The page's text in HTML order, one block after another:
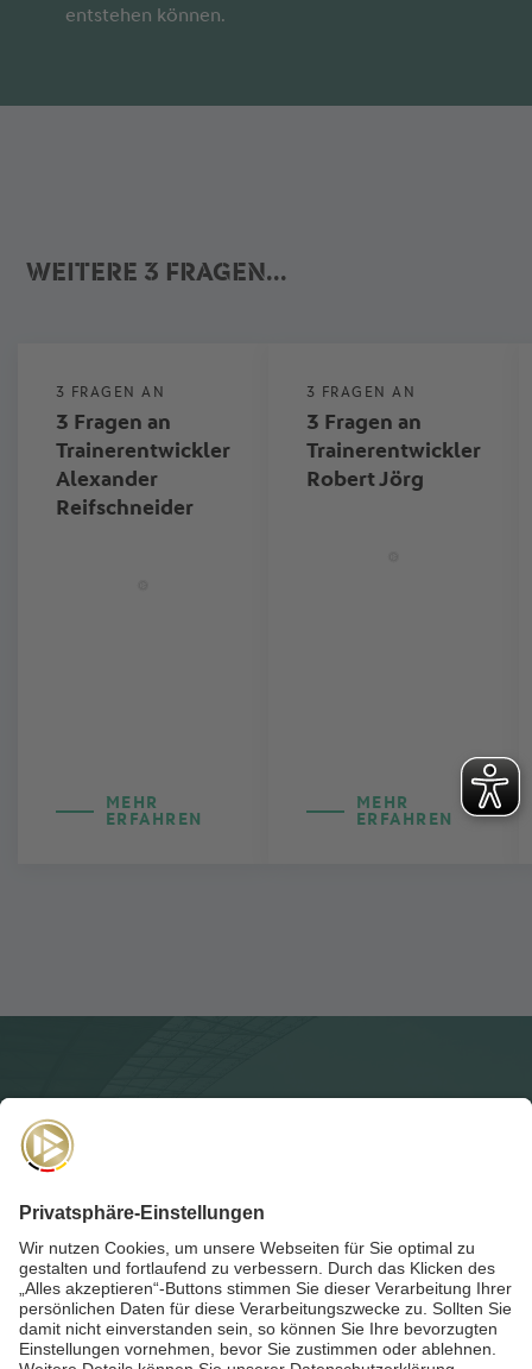
entstehen können.
WEITERE 3 FRAGEN...
3 FRAGEN AN
3 Fragen an
Trainerentwickler
Alexander
Reifschneider
MEHR
ERFAHREN
3 FRAGEN AN
3 Fragen an
Trainerentwickler
Robert Jörg
MEHR
ERFAHREN
Für dieAkademie-Postanmelden und auf dem Laufenden
bleiben!